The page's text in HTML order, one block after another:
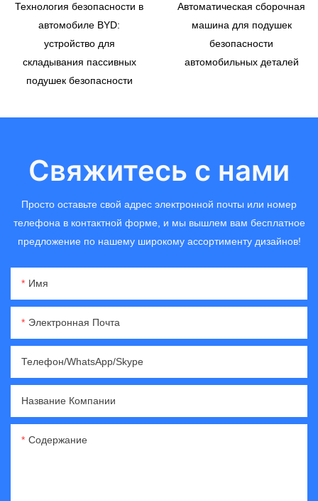
Технология безопасности в
автомобиле BYD:
устройство для
складывания пассивных
подушек безопасности
Автоматическая сборочная
машина для подушек
безопасности
автомобильных деталей
Свяжитесь с нами
Просто оставьте свой адрес электронной почты или номер
телефона в контактной форме, и мы вышлем вам бесплатное
предложение по нашему широкому ассортименту дизайнов!
Имя
Электронная Почта
Телефон/WhatsApp/Skype
Название Компании
Содержание